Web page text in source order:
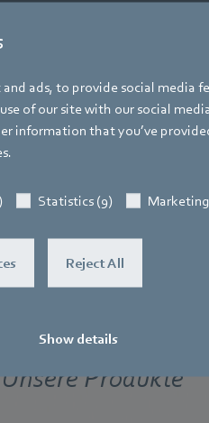
ads, to provide social media
of our site with our social
information that you’ve
Statistics (9)
Reject All
Show details
Unsere Produkte